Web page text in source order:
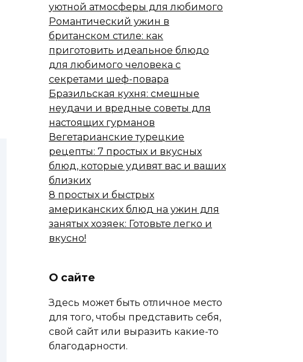
уютной атмосферы для любимого
Романтический ужин в
британском стиле: как
приготовить идеальное блюдо
для любимого человека с
секретами шеф-повара
Бразильская кухня: смешные
неудачи и вредные советы для
настоящих гурманов
Вегетарианские турецкие
рецепты: 7 простых и вкусных
блюд, которые удивят вас и ваших
близких
8 простых и быстрых
американских блюд на ужин для
занятых хозяек: Готовьте легко и
вкусно!
О сайте
Здесь может быть отличное место
для того, чтобы представить себя,
свой сайт или выразить какие-то
благодарности.